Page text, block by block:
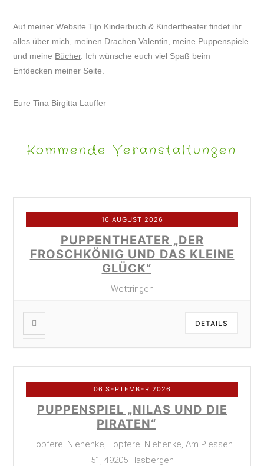
Auf meiner Website Tijo Kinderbuch & Kindertheater findet ihr
alles über mich , meinen Drachen Valentin , meine Puppenspiele
und meine Bücher. Ich wünsche euch viel Spaß beim
Entdecken meiner Seite.
Eure Tina Birgitta Lauffer
Kommende Veranstaltungen
16 AUGUST 2026
PUPPENTHEATER „DER
FROSCHKÖNIG UND DAS KLEINE
GLÜCK“
Wettringen
DETAILS
06 SEPTEMBER 2026
PUPPENSPIEL „NILAS UND DIE
PIRATEN“
Töpferei Niehenke, Töpferei Niehenke, Am Plessen
51, 49205 Hasbergen